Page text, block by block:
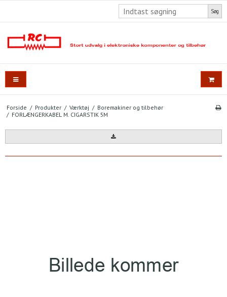
Søg
Forside / Produkter / Værktøj / Boremakiner og tilbehør
/ FORLÆNGERKABEL M. CIGARSTIK 5M